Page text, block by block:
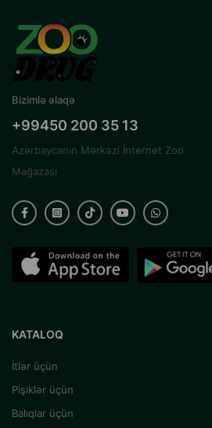
Bizimlə əlaqə
+99450 200 35 13
Azərbaycanın Mərkəzi İnternet Zoo
Mağazası
KATALOQ
İtlər üçün
Pişiklər üçün
Balıqlar üçün